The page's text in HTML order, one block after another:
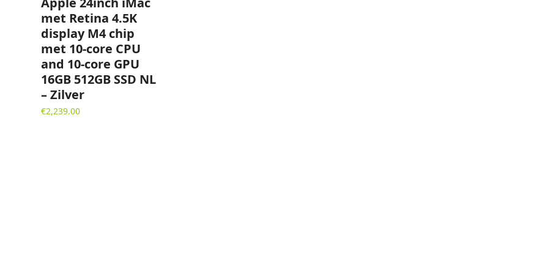
met Retina 4.5K
display M4 chip
met 10-core CPU
and 10-core GPU
16GB 512GB SSD NL
– Zilver
€2,239.00